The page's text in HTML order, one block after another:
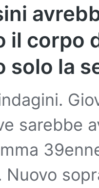
il corpo
la
sarebbe
Nuovo